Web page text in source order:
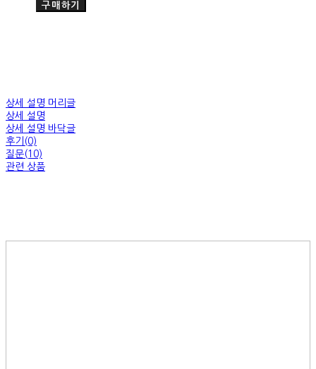
구매하기
상세 설명 머리글
상세 설명
상세 설명 바닥글
후기(0)
질문(10)
관련 상품